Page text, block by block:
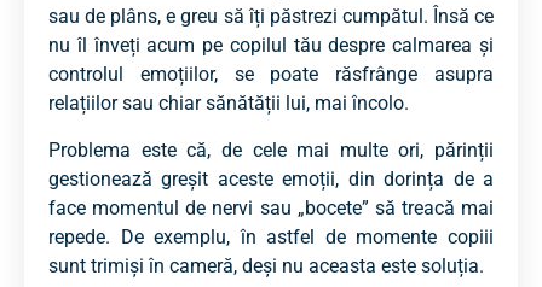
sau de plâns, e greu să îți păstrezi cumpătul. Însă ce
nu îl înveți acum pe copilul tău despre calmarea și
controlul emoțiilor, se poate răsfrânge asupra
relațiilor sau chiar sănătății lui, mai încolo.
Problema este că, de cele mai multe ori, părinții
gestionează greșit aceste emoții, din dorința de a
face momentul de nervi sau „bocete” să treacă mai
repede. De exemplu, în astfel de momente copiii
sunt trimiși în cameră, deși nu aceasta este soluția.